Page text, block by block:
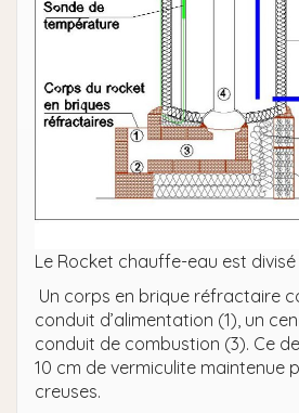
Le Rocket chauffe-eau est
Un corps en brique réfractaire
conduit d’alimentation (1), un
conduit de combustion (3). Ce
10 cm de vermiculite maintenue
creuses.